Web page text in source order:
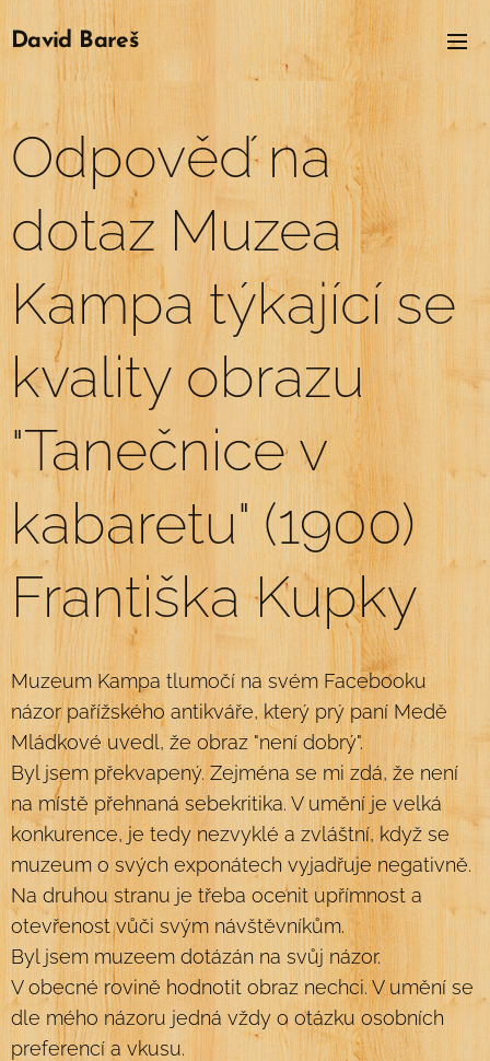
David Bareš
Odpověď na
dotaz Muzea
Kampa týkající se
kvality obrazu
"Tanečnice v
kabaretu" (1900)
Františka Kupky
Muzeum Kampa tlumočí na svém Facebooku
názor pařížského antikváře, který prý paní Medě
Mládkové uvedl, že obraz "není dobrý".
Byl jsem překvapený. Zejména se mi zdá, že není
na místě přehnaná sebekritika. V umění je velká
konkurence, je tedy nezvyklé a zvláštní, když se
muzeum o svých exponátech vyjadřuje negativně.
Na druhou stranu je třeba ocenit upřímnost a
otevřenost vůči svým návštěvníkům.
Byl jsem muzeem dotázán na svůj názor.
V obecné rovině hodnotit obraz nechci. V umění se
dle mého názoru jedná vždy o otázku osobních
preferencí a vkusu.